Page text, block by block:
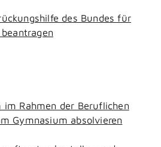
des Bundes für
im Rahmen der Beruflichen
Gymnasium absolvieren